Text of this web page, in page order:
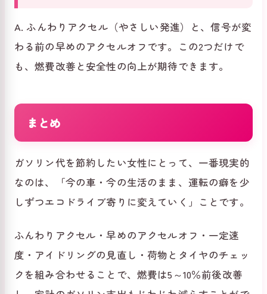
A. ふんわりアクセル（やさしい発進）と、信号が変
わる前の早めのアクセルオフです。この2つだけで
も、燃費改善と安全性の向上が期待できます。
まとめ
ガソリン代を節約したい女性にとって、一番現実的
なのは、「今の車・今の生活のまま、運転の癖を少
しずつエコドライブ寄りに変えていく」ことです。
ふんわりアクセル・早めのアクセルオフ・一定速
度・アイドリングの見直し・荷物とタイヤのチェッ
クを組み合わせることで、燃費は5～10％前後改善